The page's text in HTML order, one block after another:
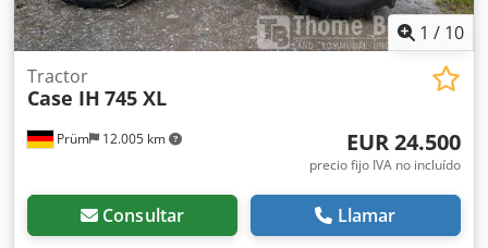
eléctrica: 230 V + aire comprimido. El precio es por un
conjunto de dos máquinas.
1 / 10
Prüm 12.005 km
Tractor
Case IH 745 XL
EUR 24.500
precio fijo IVA no incluído
Consultar Llamar